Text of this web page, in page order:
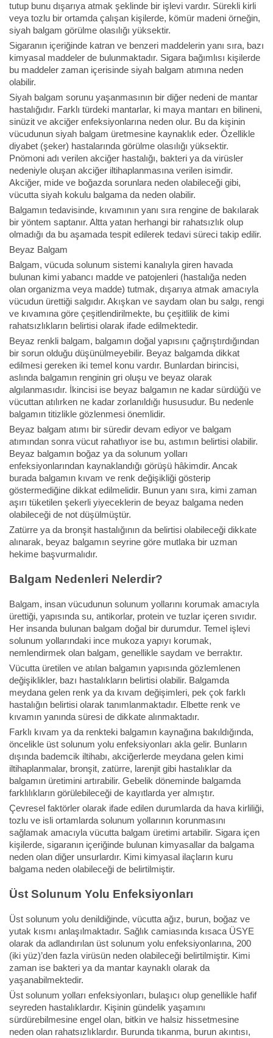
tutup bunu dışarıya atmak şeklinde bir işlevi vardır. Sürekli kirli
veya tozlu bir ortamda çalışan kişilerde, kömür madeni örneğin,
siyah balgam görülme olasılığı yüksektir.
Sigaranın içeriğinde katran ve benzeri maddelerin yanı sıra, bazı
kimyasal maddeler de bulunmaktadır. Sigara bağımlısı kişilerde
bu maddeler zaman içerisinde siyah balgam atımına neden
olabilir.
Siyah balgam sorunu yaşanmasının bir diğer nedeni de mantar
hastalığıdır. Farklı türdeki mantarlar, ki maya mantarı en bilineni,
sinüzit ve akciğer enfeksiyonlarına neden olur. Bu da kişinin
vücudunun siyah balgam üretmesine kaynaklık eder. Özellikle
diyabet (şeker) hastalarında görülme olasılığı yüksektir.
Pnömoni adı verilen akciğer hastalığı, bakteri ya da virüsler
nedeniyle oluşan akciğer iltihaplanmasına verilen isimdir.
Akciğer, mide ve boğazda sorunlara neden olabileceği gibi,
vücutta siyah kokulu balgama da neden olabilir.
Balgamın tedavisinde, kıvamının yanı sıra rengine de bakılarak
bir yöntem saptanır. Altta yatan herhangi bir rahatsızlık olup
olmadığı da bu aşamada tespit edilerek tedavi süreci takip edilir.
Beyaz Balgam
Balgam, vücuda solunum sistemi kanalıyla giren havada
bulunan kimi yabancı madde ve patojenleri (hastalığa neden
olan organizma veya madde) tutmak, dışarıya atmak amacıyla
vücudun ürettiği salgıdır. Akışkan ve saydam olan bu salgı, rengi
ve kıvamına göre çeşitlendirilmekte, bu çeşitlilik de kimi
rahatsızlıkların belirtisi olarak ifade edilmektedir.
Beyaz renkli balgam, balgamın doğal yapısını çağrıştırdığından
bir sorun olduğu düşünülmeyebilir. Beyaz balgamda dikkat
edilmesi gereken iki temel konu vardır. Bunlardan birincisi,
aslında balgamın renginin gri oluşu ve beyaz olarak
algılanmasıdır. İkincisi ise beyaz balgamın ne kadar sürdüğü ve
vücuttan atılırken ne kadar zorlanıldığı hususudur. Bu nedenle
balgamın titizlikle gözlenmesi önemlidir.
Beyaz balgam atımı bir süredir devam ediyor ve balgam
atımından sonra vücut rahatlıyor ise bu, astımın belirtisi olabilir.
Beyaz balgamın boğaz ya da solunum yolları
enfeksiyonlarından kaynaklandığı görüşü hâkimdir. Ancak
burada balgamın kıvam ve renk değişikliği gösterip
göstermediğine dikkat edilmelidir. Bunun yanı sıra, kimi zaman
aşırı tüketilen şekerli yiyeceklerin de beyaz balgama neden
olabileceği de not düşülmüştür.
Zatürre ya da bronşit hastalığının da belirtisi olabileceği dikkate
alınarak, beyaz balgamın seyrine göre mutlaka bir uzman
hekime başvurmalıdır.
Balgam Nedenleri Nelerdir?
Balgam, insan vücudunun solunum yollarını korumak amacıyla
ürettiği, yapısında su, antikorlar, protein ve tuzlar içeren sıvıdır.
Her insanda bulunan balgam doğal bir durumdur. Temel işlevi
solunum yollarındaki ince mukoza yapıyı korumak,
nemlendirmek olan balgam, genellikle saydam ve berraktır.
Vücutta üretilen ve atılan balgamın yapısında gözlemlenen
değişiklikler, bazı hastalıkların belirtisi olabilir. Balgamda
meydana gelen renk ya da kıvam değişimleri, pek çok farklı
hastalığın belirtisi olarak tanımlanmaktadır. Elbette renk ve
kıvamın yanında süresi de dikkate alınmaktadır.
Farklı kıvam ya da renkteki balgamın kaynağına bakıldığında,
öncelikle üst solunum yolu enfeksiyonları akla gelir. Bunların
dışında bademcik iltihabı, akciğerlerde meydana gelen kimi
iltihaplanmalar, bronşit, zatürre, larenjit gibi hastalıklar da
balgamın üretimini artırabilir. Gebelik döneminde balgamda
farklılıkların görülebileceği de kayıtlarda yer almıştır.
Çevresel faktörler olarak ifade edilen durumlarda da hava kirliliği,
tozlu ve isli ortamlarda solunum yollarının korunmasını
sağlamak amacıyla vücutta balgam üretimi artabilir. Sigara içen
kişilerde, sigaranın içeriğinde bulunan kimyasallar da balgama
neden olan diğer unsurlardır. Kimi kimyasal ilaçların kuru
balgama neden olabileceği de belirtilmiştir.
Üst Solunum Yolu Enfeksiyonları
Üst solunum yolu denildiğinde, vücutta ağız, burun, boğaz ve
yutak kısmı anlaşılmaktadır. Sağlık camiasında kısaca ÜSYE
olarak da adlandırılan üst solunum yolu enfeksiyonlarına, 200
(iki yüz)’den fazla virüsün neden olabileceği belirtilmiştir. Kimi
zaman ise bakteri ya da mantar kaynaklı olarak da
yaşanabilmektedir.
Üst solunum yolları enfeksiyonları, bulaşıcı olup genellikle hafif
seyreden hastalıklardır. Kişinin gündelik yaşamını
sürdürebilmesine engel olan, bitkin ve halsiz hissetmesine
neden olan rahatsızlıklardır. Burunda tıkanma, burun akıntısı,